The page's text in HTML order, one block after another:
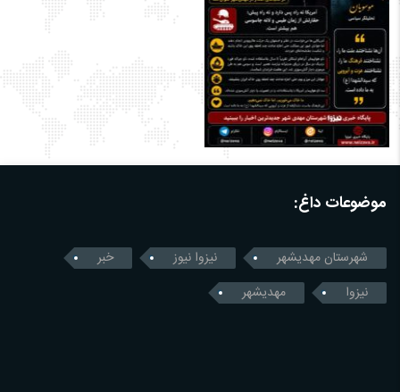
موضوعات داغ:
شهرستان مهدیشهر نیزوا نیوز
خبر
نیزوا
مهدیشهر